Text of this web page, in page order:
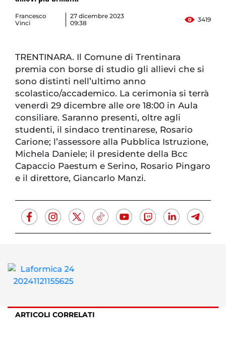
Francesco
Vinci
27 dicembre 2023
09:38
3419
TRENTINARA. Il Comune di Trentinara
premia con borse di studio gli allievi che si
sono distinti nell’ultimo anno
scolastico/accademico. La cerimonia si terrà
venerdì 29 dicembre alle ore 18:00 in Aula
consiliare. Saranno presenti, oltre agli
studenti, il sindaco trentinarese, Rosario
Carione; l’assessore alla Pubblica Istruzione,
Michela Daniele; il presidente della Bcc
Capaccio Paestum e Serino, Rosario Pingaro
e il direttore, Giancarlo Manzi.
ARTICOLI CORRELATI